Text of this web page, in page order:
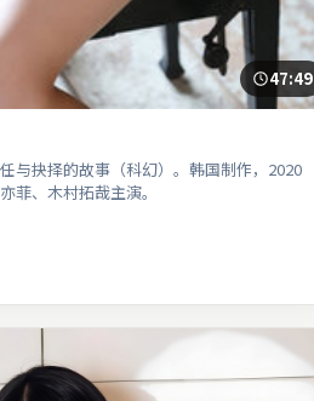
47:49
与抉择的故事（科幻）。韩国制作，2020
菲、木村拓哉主演。